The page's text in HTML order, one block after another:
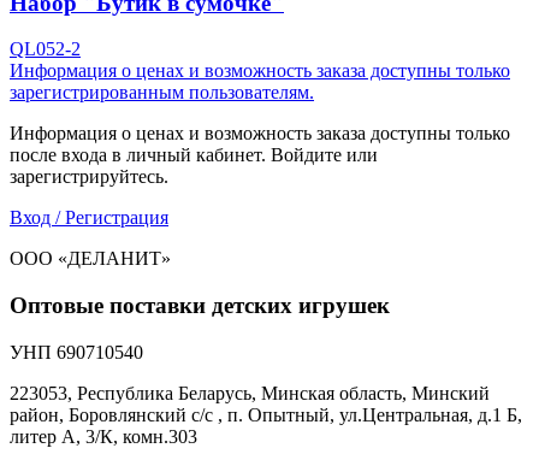
QL052-2
Информация о ценах и возможность заказа доступны только
зарегистрированным пользователям.
Информация о ценах и возможность заказа доступны только
после входа в личный кабинет. Войдите или
зарегистрируйтесь.
Вход / Регистрация
ООО «ДЕЛАНИТ»
Оптовые поставки детских игрушек
УНП 690710540
223053, Республика Беларусь, Минская область, Минский
район, Боровлянский с/с , п. Опытный, ул.Центральная, д.1 Б,
литер А, 3/К, комн.303